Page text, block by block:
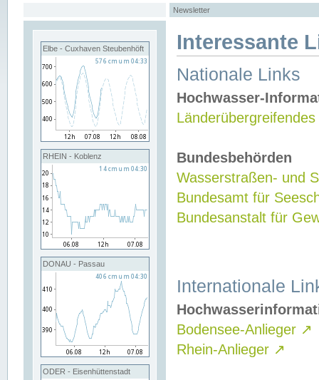
Newsletter
Elbe - Cuxhaven Steubenhöft
RHEIN - Koblenz
DONAU - Passau
ODER - Eisenhüttenstadt
Interessante
Nationale Links
Hochwasser-
Bundesbehörden
Wasserstraßen- und
Bundesamt für
Bundesanstalt für
Internationale
Bodensee-Anlieger ↗
Rhein-Anlieger ↗